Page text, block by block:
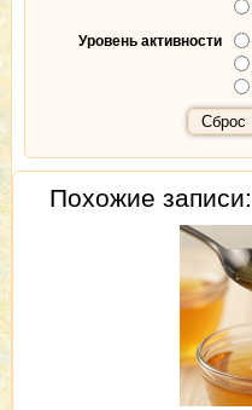
Уровень активности
Сброс
Похожие записи: